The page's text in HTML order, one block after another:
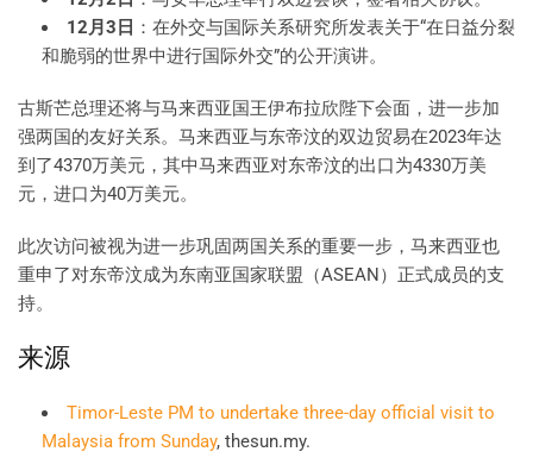
12月3日 ：在外交与国际关系研究所发表关于“在日益分裂
和脆弱的世界中进行国际外交”的公开演讲。
古斯芒总理还将与马来西亚国王伊布拉欣陛下会面，进一步加
强两国的友好关系。马来西亚与东帝汶的双边贸易在2023年达
到了4370万美元，其中马来西亚对东帝汶的出口为4330万美
元，进口为40万美元。
此次访问被视为进一步巩固两国关系的重要一步，马来西亚也
重申了对东帝汶成为东南亚国家联盟（ASEAN）正式成员的支
持。
来源
Timor-Leste PM to undertake three-day official visit to
Malaysia from Sunday, thesun.my.